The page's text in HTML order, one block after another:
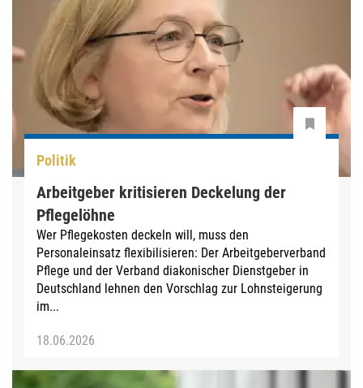
Politik
Arbeitgeber kritisieren Deckelung der
Pflegelöhne
Wer Pflegekosten deckeln will, muss den
Personaleinsatz flexibilisieren: Der Arbeitgeberverband
Pflege und der Verband diakonischer Dienstgeber in
Deutschland lehnen den Vorschlag zur Lohnsteigerung
im...
18.06.2026